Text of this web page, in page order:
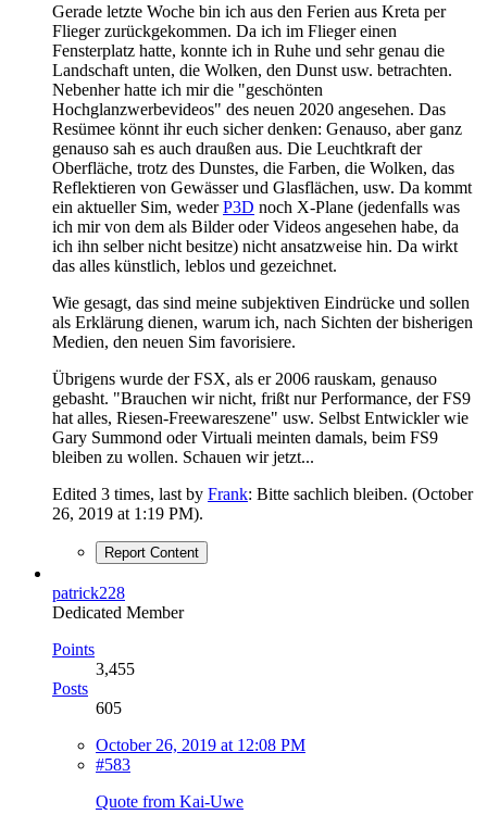
Gerade letzte Woche bin ich aus den Ferien aus Kreta per
Flieger zurückgekommen. Da ich im Flieger einen
Fensterplatz hatte, konnte ich in Ruhe und sehr genau die
Landschaft unten, die Wolken, den Dunst usw. betrachten.
Nebenher hatte ich mir die "geschönten
Hochglanzwerbevideos" des neuen 2020 angesehen. Das
Resümee könnt ihr euch sicher denken: Genauso, aber ganz
genauso sah es auch draußen aus. Die Leuchtkraft der
Oberfläche, trotz des Dunstes, die Farben, die Wolken, das
Reflektieren von Gewässer und Glasflächen, usw. Da kommt
ein aktueller Sim, wederP3D noch X-Plane (jedenfalls was
ich mir von dem als Bilder oder Videos angesehen habe, da
ich ihn selber nicht besitze) nicht ansatzweise hin. Da wirkt
das alles künstlich, leblos und gezeichnet.
Wie gesagt, das sind meine subjektiven Eindrücke und sollen
als Erklärung dienen, warum ich, nach Sichten der bisherigen
Medien, den neuen Sim favorisiere.
Übrigens wurde der FSX, als er 2006 rauskam, genauso
gebasht. "Brauchen wir nicht, frißt nur Performance, der FS9
hat alles, Riesen-Freewareszene" usw. Selbst Entwickler wie
Gary Summond oder Virtuali meinten damals, beim FS9
bleiben zu wollen. Schauen wir jetzt...
Edited 3 times, last by Frank: Bitte sachlich bleiben. (October
26, 2019 at 1:19 PM).
Report Content
patrick228
Dedicated Member
Points
3,455
Posts
605
October 26, 2019 at 12:08 PM
#583
Quote from Kai-Uwe